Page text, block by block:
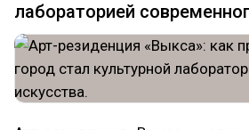
лабораторией